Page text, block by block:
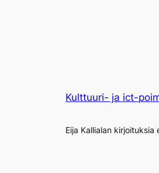
Kulttuuri- ja ict-
Eija Kallialan